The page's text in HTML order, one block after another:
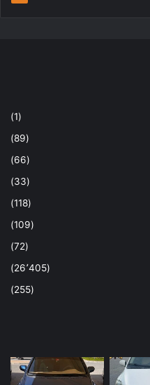
(1)
(89)
(66)
(33)
(118)
(109)
(72)
(26٬405)
(255)